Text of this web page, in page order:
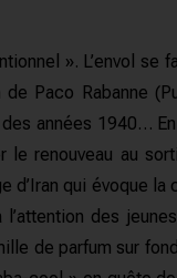
». L’envol se
Paco Rabanne
années 1940…
le renouveau au
d’Iran qui évoque
des
de parfum sur